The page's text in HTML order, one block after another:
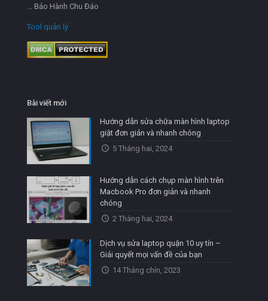
... Bảo Hành Chu Đáo
Tool quản lý
Bài viết mới
Hướng dẫn sửa chữa màn hình laptop
giật đơn giản và nhanh chóng
5 Tháng hai, 2024
Hướng dẫn cách chụp màn hình trên
Macbook Pro đơn giản và nhanh
chóng
2 Tháng hai, 2024
Dịch vụ sửa laptop quận 10 uy tín –
Giải quyết mọi vấn đề của bạn
14 Tháng chín, 2023